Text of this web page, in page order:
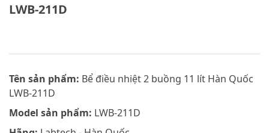
LWB-211D
Tên sản phẩm: Bể điều nhiệt 2 buồng 11 lít Hàn Quốc
LWB-211D
Model sản phẩm: LWB-211D